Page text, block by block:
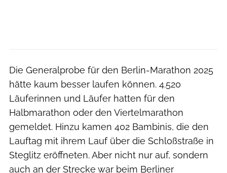
Die Generalprobe für den Berlin-Marathon 2025
hätte kaum besser laufen können. 4.520
Läuferinnen und Läufer hatten für den
Halbmarathon oder den Viertelmarathon
gemeldet. Hinzu kamen 402 Bambinis, die den
Lauftag mit ihrem Lauf über die Schloßstraße in
Steglitz eröffneten. Aber nicht nur auf, sondern
auch an der Strecke war beim Berliner